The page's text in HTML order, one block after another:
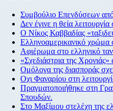
Συμβούλιο Επενδύσεων
Δεν έγινε η θεία
Ο Νίκος Καββαδίας
Ελληνοαμερικανικό χρώμα
Αφιέρωμα στο ελληνικό
«Σχεδιάστρια της
Ομόλογα της διασποράς
Οχι Φαναρίου στη
Πραγματοποιήθηκε στη
Σπουδών.
Στο Μαξίμου στελέχη της